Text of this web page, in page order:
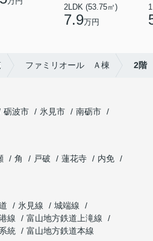
2LDK (53.75㎡)
7.9万円
ファミリオール Ａ棟 2階
砺波市 氷見市
南砺市
角 戸破 蓮花寺
内免
氷見線
城端線
線
富山地方鉄道上滝線
統
富山地方鉄道本線